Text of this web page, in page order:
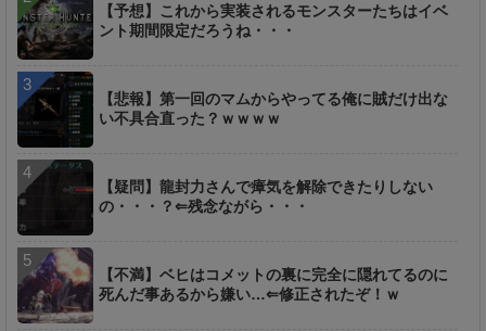
【予想】これから実装されるモンスターたちはイベ
ント期間限定だろうね・・・
【悲報】第一回のマムからやってる俺に賊だけ出な
い不具合直った？ｗｗｗｗ
【疑問】龍封力さんで瘴気を解除できたりしない
の・・・？⇐残念ながら・・・
【不満】ベヒはコメットの裏に完全に隠れてるのに
死んだ事あるから嫌い…⇐修正されたぞ！ｗ